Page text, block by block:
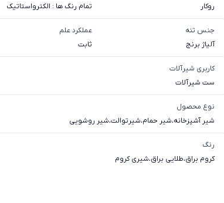
روکار
تمام رنگ ها : الکترواستاتیک
جنس تنه
آلیاژ برنج
عملکرد علم
ثابت
کاربری شیرآلات
ست شیرآلات
نوع محصول
شیر آشپزخانه،شیر حمام،شیرتوالت،شیر روشویی
رنگ
کروم براق،طلایی براق،شیری کروم